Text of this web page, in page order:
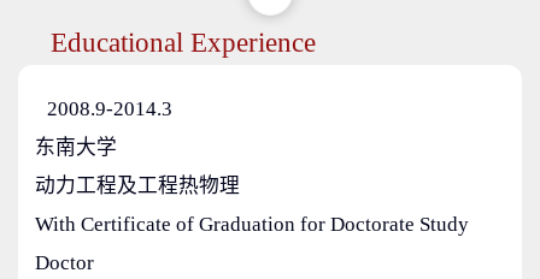
Educational Experience
2008.9-2014.3
东南大学
动力工程及工程热物理
With Certificate of Graduation for Doctorate Study
Doctor